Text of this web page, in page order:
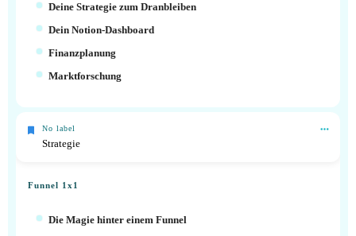
Deine Strategie zum Dranbleiben
Dein Notion-Dashboard
Finanzplanung
Marktforschung
No label
Strategie
Funnel 1x1
Die Magie hinter einem Funnel